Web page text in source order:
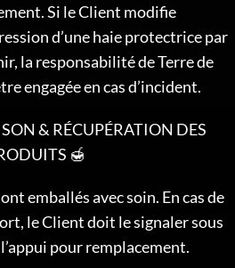
Si le Client modifie
d’une haie protectrice par
la responsabilité de Terre de
engagée en cas d’incident.
& RÉCUPÉRATION DES
🍯
emballés avec soin. En cas de
le Client doit le signaler sous
pour remplacement.